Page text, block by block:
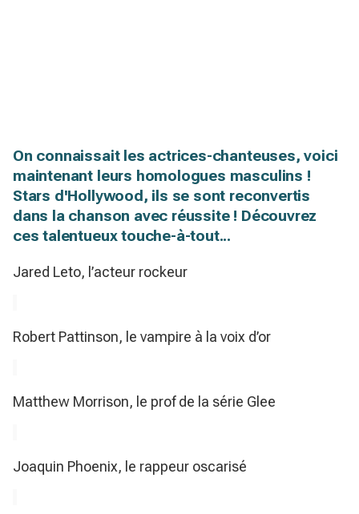
On connaissait les actrices-chanteuses, voici
maintenant leurs homologues masculins !
Stars d'Hollywood, ils se sont reconvertis
dans la chanson avec réussite ! Découvrez
ces talentueux touche-à-tout...
Jared Leto, l’acteur rockeur
Robert Pattinson, le vampire à la voix d’or
Matthew Morrison, le prof de la série Glee
Joaquin Phoenix, le rappeur oscarisé